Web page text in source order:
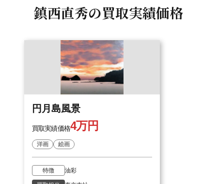
鎮西直秀の買取実績価格
円月島風景
買取実績価格4万円
洋画 絵画
特徴 油彩